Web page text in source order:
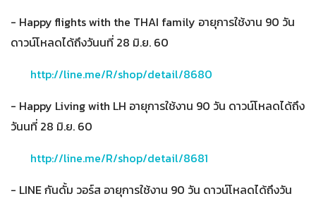
- Happy flights with the THAI family อายุการใช้งาน 90 วัน
ดาวน์โหลดได้ถึงวันนที่ 28 มิ.ย. 60
http://line.me/R/shop/detail/8680
- Happy Living with LH อายุการใช้งาน 90 วัน ดาวน์โหลดได้ถึง
วันนที่ 28 มิ.ย. 60
http://line.me/R/shop/detail/8681
- LINE กันดั้ม วอร์ส อายุการใช้งาน 90 วัน ดาวน์โหลดได้ถึงวัน